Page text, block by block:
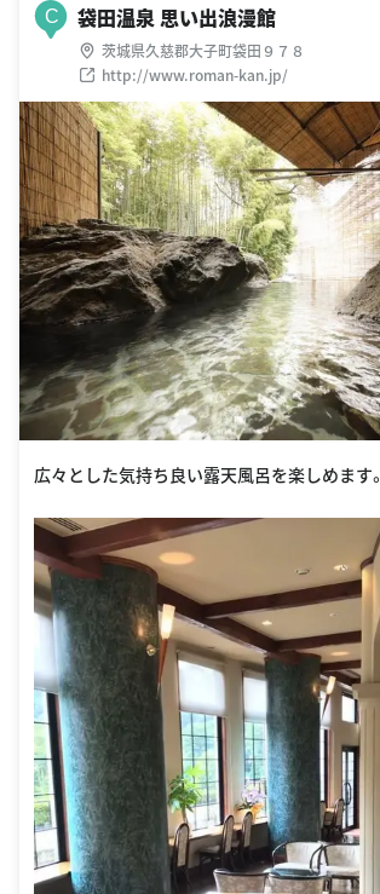
C 袋田温泉 思い出浪漫館
茨城県久慈郡大子町袋田９７８
http://www.roman-kan.jp/
広々とした気持ち良い露天風呂を楽しめます。